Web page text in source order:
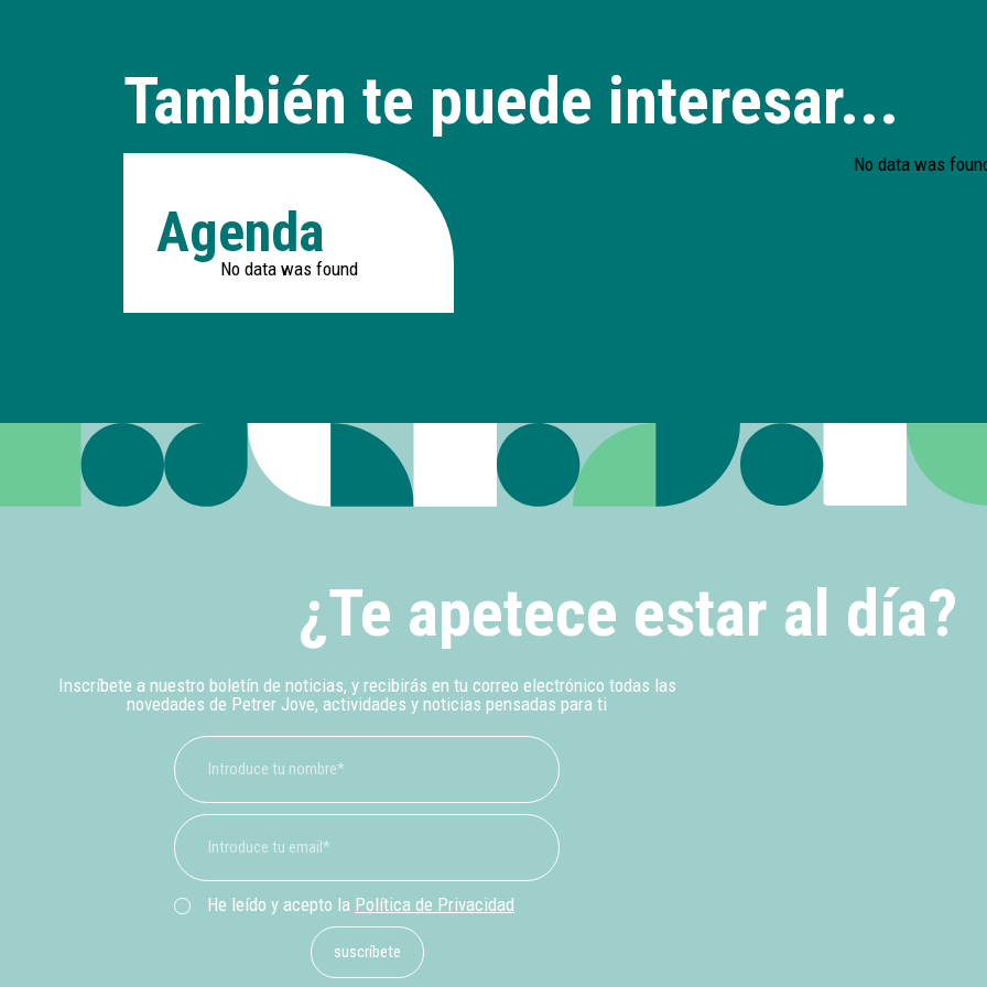
También te puede interesar...
Agenda
No data was found
No data was
¿Te apetece estar al día?
Inscríbete a nuestro boletín de noticias, y recibirás en tu correo electrónico todas las
novedades de Petrer Jove, actividades y noticias pensadas para ti
He leído y acepto la Política de Privacidad
suscríbete